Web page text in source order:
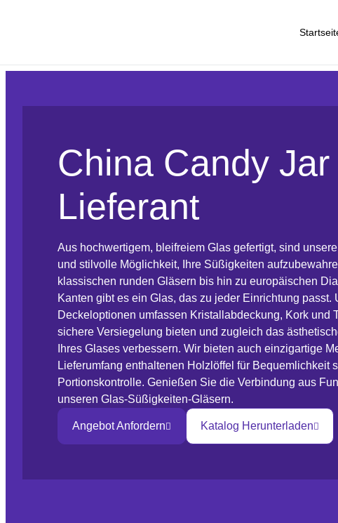
China Candy Jar
Lieferant
Aus hochwertigem, bleifreiem Glas gefertigt, sind
und stilvolle Möglichkeit, Ihre Süßigkeiten
klassischen runden Gläsern bis hin zu europäischen
Kanten gibt es ein Glas, das zu jeder Einrichtung passt.
Deckeloptionen umfassen Kristallabdeckung, Kork und
sichere Versiegelung bieten und zugleich das
Ihres Glases verbessern. Wir bieten auch einzigartige
Lieferumfang enthaltenen Holzlöffel für Bequemlichkeit
Portionskontrolle. Genießen Sie die Verbindung aus
unseren Glas-Süßigkeiten-Gläsern.
Angebot Anfordern Katalog Herunterladen